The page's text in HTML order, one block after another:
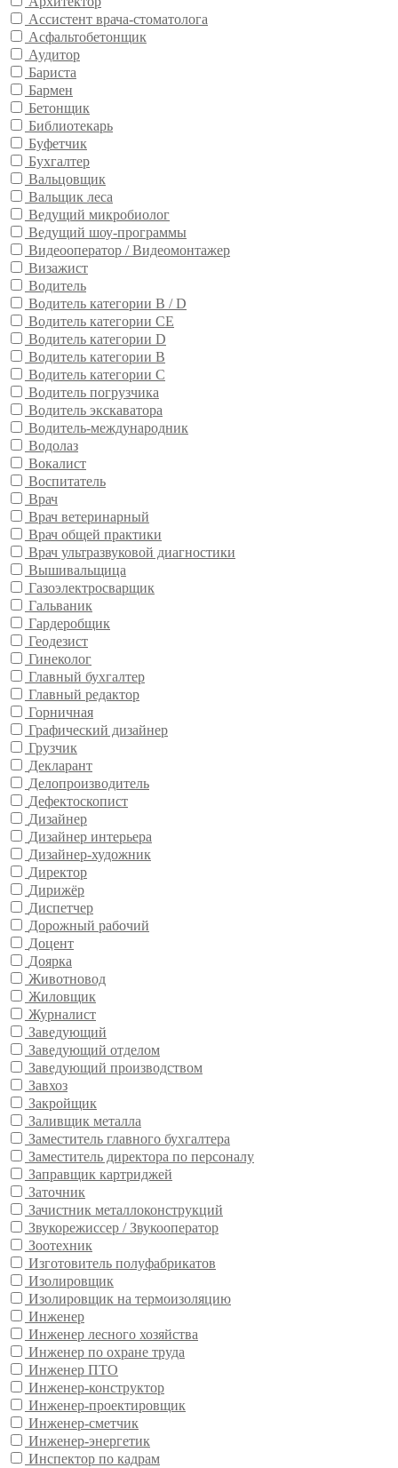
Ассистент врача-стоматолога
Асфальтобетонщик
Аудитор
Бариста
Бармен
Бетонщик
Библиотекарь
Буфетчик
Бухгалтер
Вальцовщик
Вальщик леса
Ведущий микробиолог
Ведущий шоу-программы
Видеооператор / Видеомонтажер
Визажист
Водитель
Водитель категории B / D
Водитель категории CE
Водитель категории D
Водитель категории В
Водитель категории С
Водитель погрузчика
Водитель экскаватора
Водитель-международник
Водолаз
Вокалист
Воспитатель
Врач
Врач ветеринарный
Врач общей практики
Врач ультразвуковой диагностики
Вышивальщица
Газоэлектросварщик
Гальваник
Гардеробщик
Геодезист
Гинеколог
Главный бухгалтер
Главный редактор
Горничная
Графический дизайнер
Грузчик
Декларант
Делопроизводитель
Дефектоскопист
Дизайнер
Дизайнер интерьера
Дизайнер-художник
Директор
Дирижёр
Диспетчер
Дорожный рабочий
Доцент
Доярка
Животновод
Жиловщик
Журналист
Заведующий
Заведующий отделом
Заведующий производством
Завхоз
Закройщик
Заливщик металла
Заместитель главного бухгалтера
Заместитель директора по персоналу
Заправщик картриджей
Заточник
Зачистник металлоконструкций
Звукорежиссер / Звукооператор
Зоотехник
Изготовитель полуфабрикатов
Изолировщик
Изолировщик на термоизоляцию
Инженер
Инженер лесного хозяйства
Инженер по охране труда
Инженер ПТО
Инженер-конструктор
Инженер-проектировщик
Инженер-сметчик
Инженер-энергетик
Инспектор по кадрам